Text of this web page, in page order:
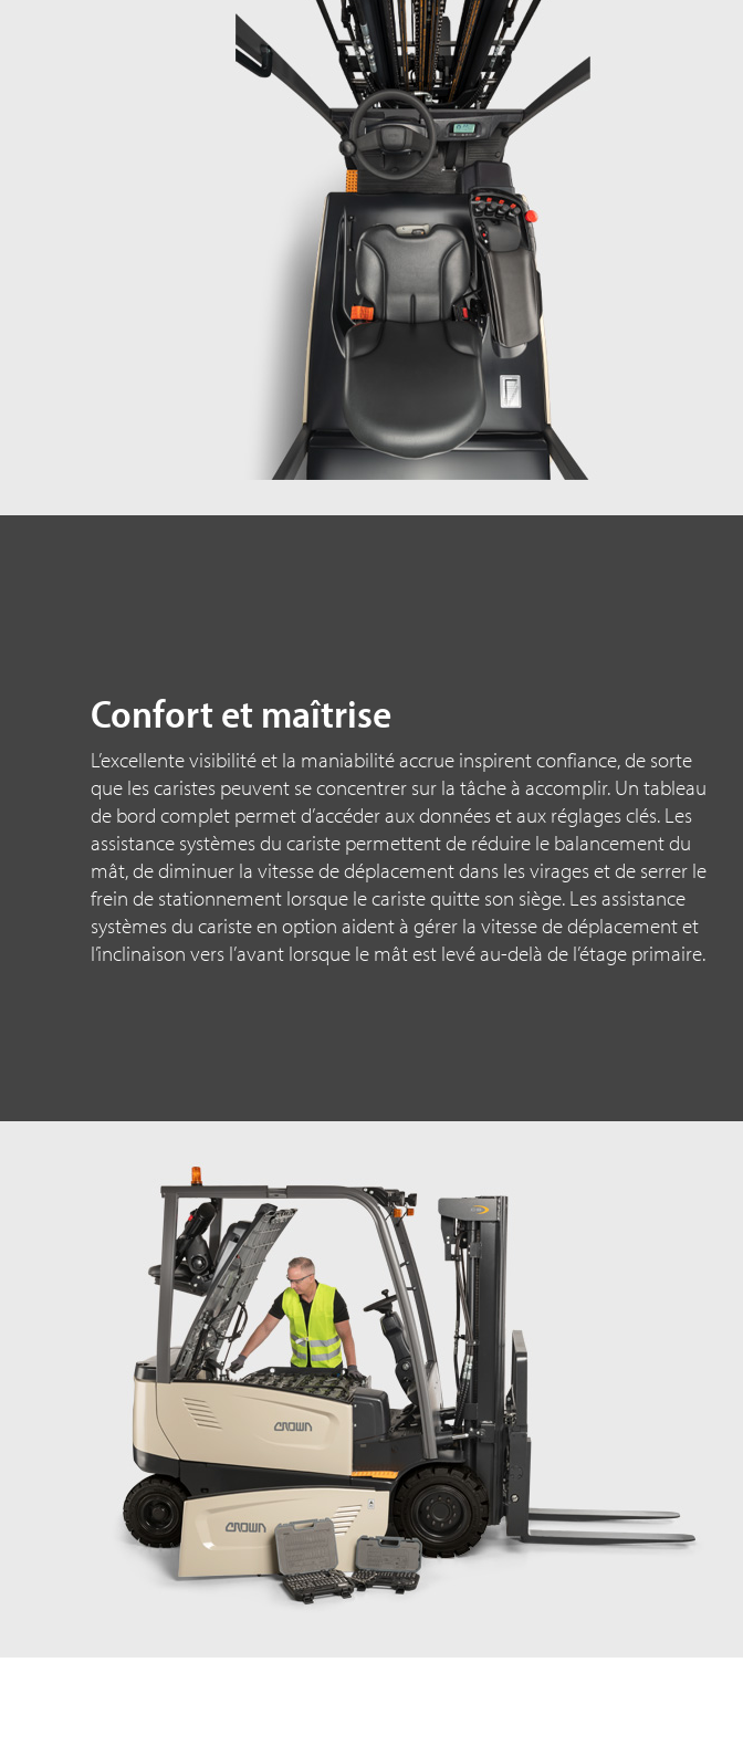
Confort et maîtrise
L’excellente visibilité et la maniabilité accrue inspirent confiance, de sorte
que les caristes peuvent se concentrer sur la tâche à accomplir. Un tableau
de bord complet permet d’accéder aux données et aux réglages clés. Les
assistance systèmes du cariste permettent de réduire le balancement du
mât, de diminuer la vitesse de déplacement dans les virages et de serrer le
frein de stationnement lorsque le cariste quitte son siège. Les assistance
systèmes du cariste en option aident à gérer la vitesse de déplacement et
l’inclinaison vers l’avant lorsque le mât est levé au-delà de l’étage primaire.